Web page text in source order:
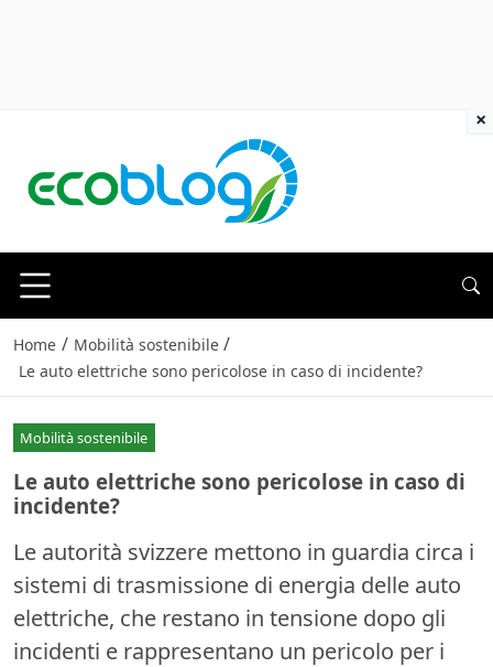
Home / Mobilità sostenibile /
Le auto elettriche sono pericolose in caso di incidente?
Mobilità sostenibile
Le auto elettriche sono pericolose in caso di
incidente?
Le autorità svizzere mettono in guardia circa i
sistemi di trasmissione di energia delle auto
elettriche, che restano in tensione dopo gli
incidenti e rappresentano un pericolo per i
×